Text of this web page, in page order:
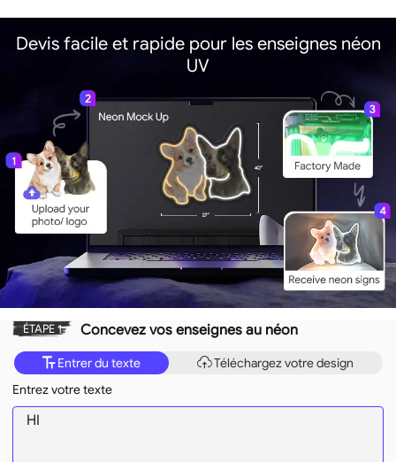
Devis facile et rapide pour les enseignes néon
UV
ÉTAPE 1 Concevez vos enseignes au néon
Entrer du texte
Téléchargez votre design
Entrez votre texte